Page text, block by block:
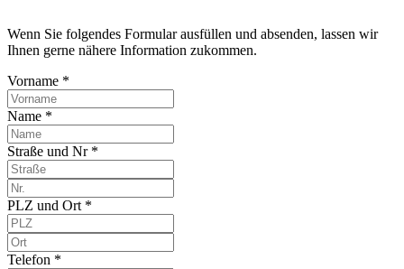
Wenn Sie folgendes Formular ausfüllen und absenden, lassen wir
Ihnen gerne nähere Information zukommen.
Vorname *
Name *
Straße und Nr *
PLZ und Ort *
Telefon *